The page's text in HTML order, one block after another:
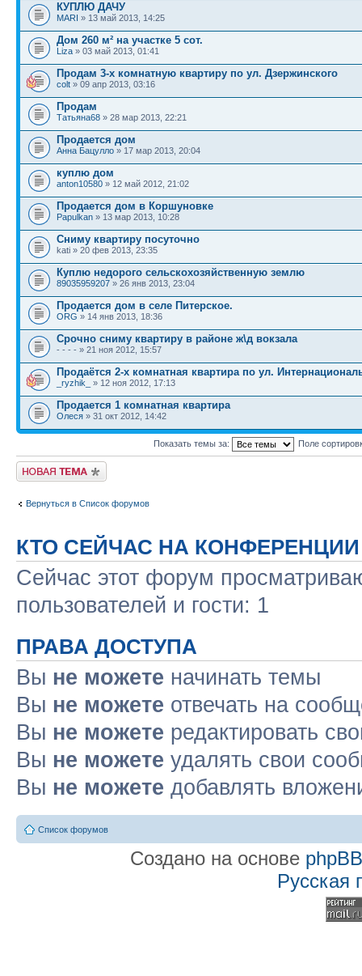
КУПЛЮ ДАЧУ
MARI » 13 май 2013, 14:25
Дом 260 м² на участке 5 сот.
Liza » 03 май 2013, 01:41
Продам 3-х комнатную квартиру по ул. Дзержинского
colt » 09 апр 2013, 03:16
Продам
Татьяна68 » 28 мар 2013, 22:21
Продается дом
Анна Бацулло » 17 мар 2013, 20:04
куплю дом
anton10580 » 12 май 2012, 21:02
Продается дом в Коршуновке
Papulkan » 13 мар 2013, 10:28
Сниму квартиру посуточно
kati » 20 фев 2013, 23:35
Куплю недорого сельскохозяйственную землю
89035959207 » 26 янв 2013, 23:04
Продается дом в селе Питерское.
ORG » 14 янв 2013, 18:36
Срочно сниму квартиру в районе ж\д вокзала
- - - - » 21 ноя 2012, 15:57
Продаётся 2-х комнатная квартира по ул.
_ryzhik_ » 12 ноя 2012, 17:13
Продается 1 комнатная квартира
Олеся » 31 окт 2012, 14:42
Показать темы за: Поле
Новая тема
Вернуться в Список форумов
КТО СЕЙЧАС НА КОНФЕРЕНЦИИ
Сейчас этот форум
пользователей и гости: 1
ПРАВА ДОСТУПА
Вы не можете начинать темы
Вы не можете отвечать на
Вы не можете редактировать
Вы не можете удалять свои
Вы не можете добавлять
Список форумов
Создано на основе phpBB
Русская